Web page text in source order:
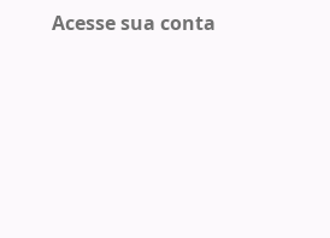
Acesse sua conta